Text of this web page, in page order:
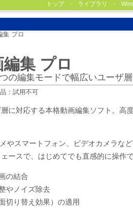
トップ ライブラリ
集 プロ
集 プロ
の編集モードで幅広いユーザ
：試用不可
に対応する本格動画編集ソフト。高
やスマートフォン、ビデオカメラな
ースで、はじめてでも直感的に操作
の結合
やノイズ除去
切り替え効果）の適用